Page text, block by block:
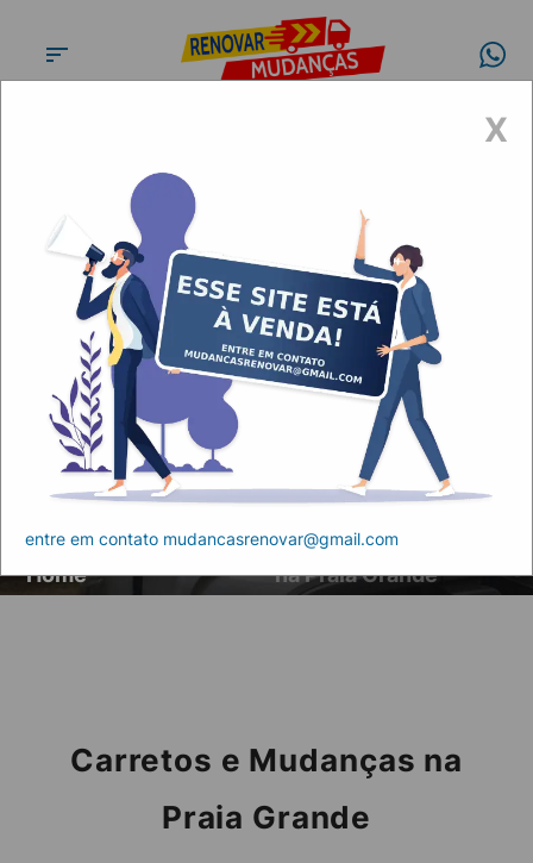
Carretos e Mudanças na Praia
Grande
Home
Artigos
Carretos e Mudanças
na Praia Grande
Carretos e Mudanças na
Praia Grande
X
entre em contato mudancasrenovar@gmail.com